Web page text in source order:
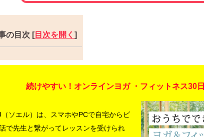
の目次 [目次を開く ]
続けやすい！オンラインヨガ ・フィットネス30
ソエル）は、スマホやPCで自宅からビ
で先生と繋がってレッスンを受けられ